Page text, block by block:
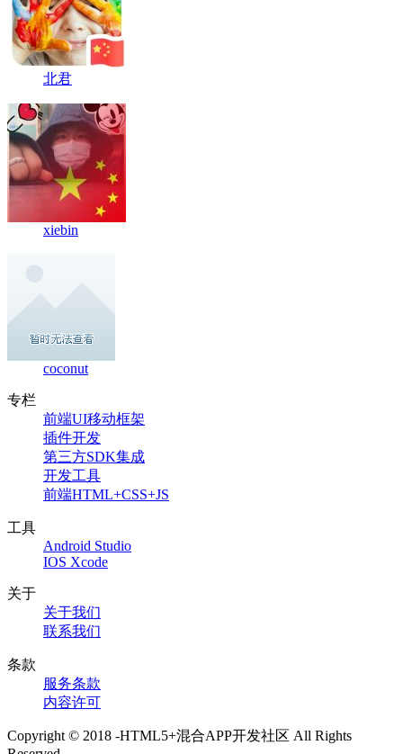
北君
xiebin
coconut
专栏
前端UI移动框架
插件开发
第三方SDK集成
开发工具
前端HTML+CSS+JS
工具
Android Studio
IOS Xcode
关于
关于我们
联系我们
条款
服务条款
内容许可
Copyright © 2018 -HTML5+混合APP开发社区 All Rights